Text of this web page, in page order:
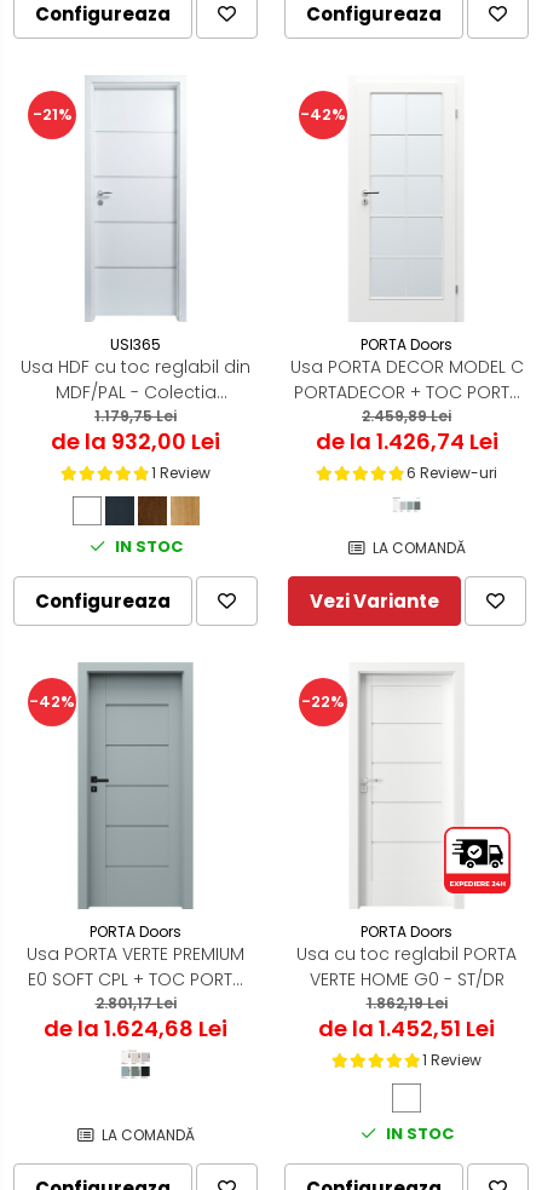
Configureaza Configureaza
-21%
USI365
Usa HDF cu toc reglabil din
MDF/PAL - Colectia
ORIZONT 3.5
1.179,75 Lei
de la 932,00 Lei
1 Review
IN STOC
Configureaza
-42%
PORTA Doors
Usa PORTA DECOR MODEL C
PORTADECOR + TOC PORTA
SYSTEM
2.459,89 Lei
de la 1.426,74 Lei
6 Review-uri
LA COMANDĂ
Vezi Variante
-42%
PORTA Doors
Usa PORTA VERTE PREMIUM
E0 SOFT CPL + TOC PORTA
SYSTEM
2.801,17 Lei
de la 1.624,68 Lei
LA COMANDĂ
-22%
PORTA Doors
Usa cu toc reglabil PORTA
VERTE HOME G0 - ST/DR
1.862,19 Lei
de la 1.452,51 Lei
1 Review
IN STOC